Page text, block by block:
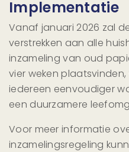
Implementatie
Vanaf januari 2026 zal
verstrekken aan alle
inzameling van oud
vier weken
iedereen eenvoudiger
een duurzamere
Voor meer informatie
inzamelingsregeling